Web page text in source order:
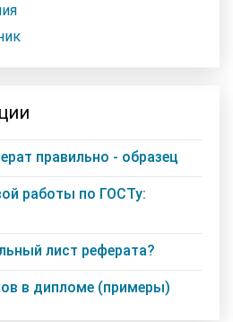
правильно - образец
работы по ГОСТу:
лист реферата?
в дипломе (примеры)